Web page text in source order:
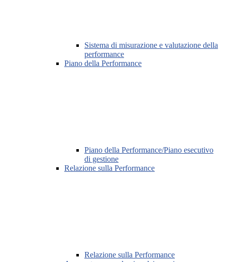
Sistema di misurazione e valutazione della
performance
Piano della Performance
Piano della Performance/Piano esecutivo
di gestione
Relazione sulla Performance
Relazione sulla Performance